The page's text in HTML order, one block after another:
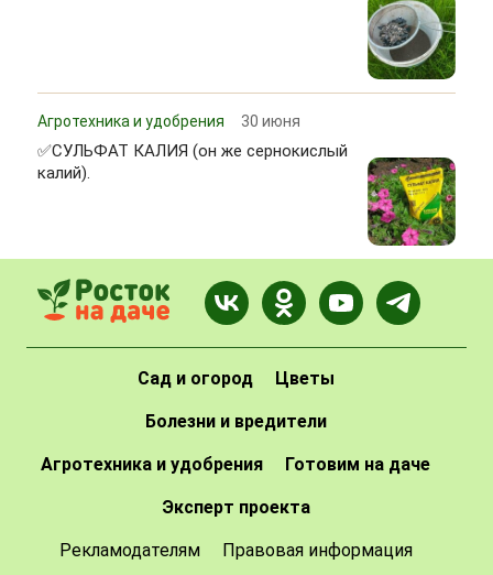
Агротехника и удобрения 30 июня
✅СУЛЬФАТ КАЛИЯ (он же сернокислый
калий).
Сад и огород Цветы
Болезни и вредители
Агротехника и удобрения Готовим на даче
Эксперт проекта
Рекламодателям Правовая информация